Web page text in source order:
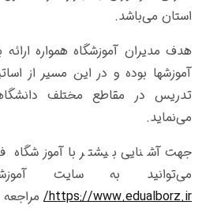
استان می‌باشد.
هدف مدیران آموزشگاه همواره
آموزشها بوده و در این مسیر از
تدریس در مقاطع مختلف
می‌نماید.
جهت آشنایی بیشتر با آموزشگاه
می‌توانید به سایت
https://www.edualborz.ir/ مراجعه